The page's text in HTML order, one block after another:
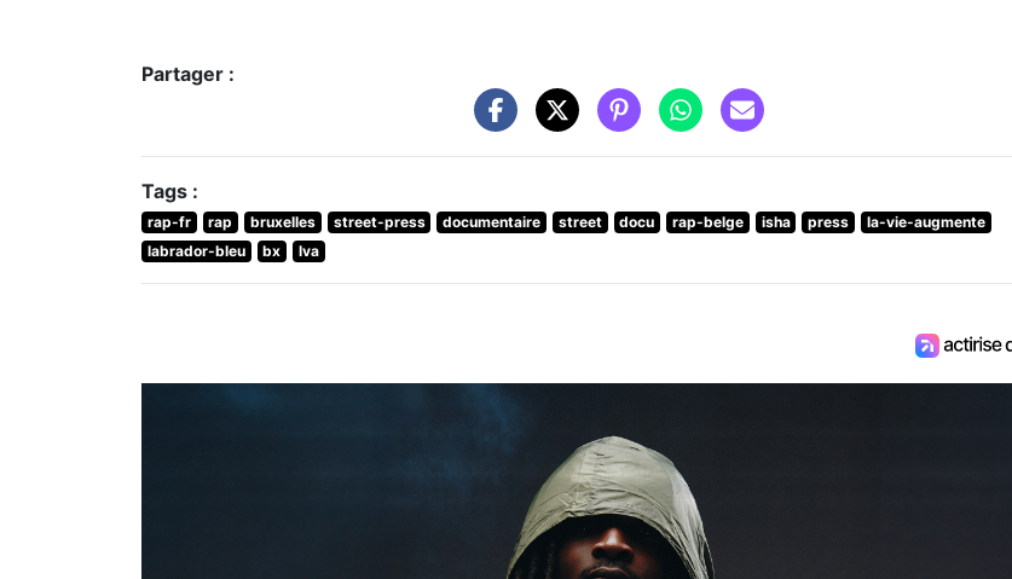
Partager :
Tags :
rap-fr rap bruxelles street-press documentaire street docu rap-belge isha press
la-vie-augmente
labrador-bleu
bx lva